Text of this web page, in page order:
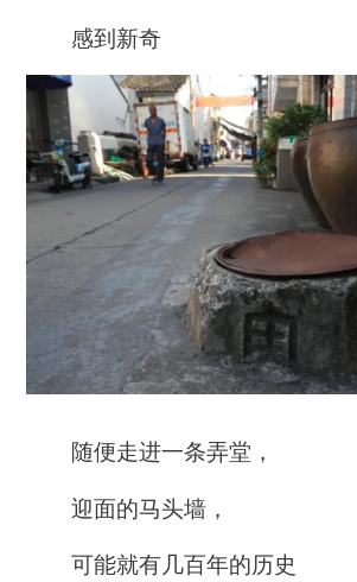
感到新奇
随便走进一条弄堂，
迎面的马头墙，
可能就有几百年的历史